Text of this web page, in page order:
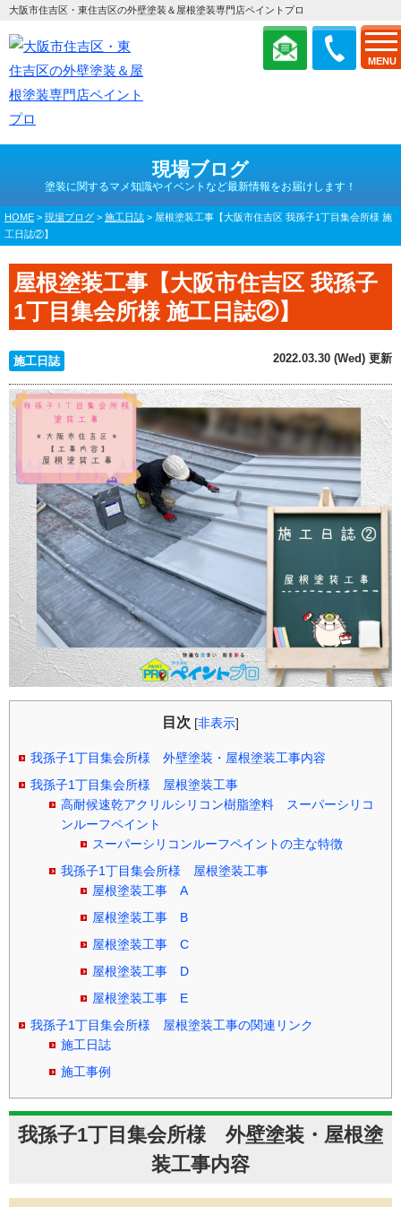
MENU
大阪市住吉区・東住吉区の外壁塗装＆屋根塗装専門店ペイントプロ
現場ブログ
塗装に関するマメ知識やイベントなど最新情報をお届けします！
HOME > 現場ブログ > 施工日誌 > 屋根塗装工事【大阪市住吉区 我孫子1丁目集会所様 施
工日誌②】
屋根塗装工事【大阪市住吉区 我孫子
1丁目集会所様 施工日誌②】
施工日誌 2022.03.30 (Wed) 更新
目次 [非表示]
我孫子1丁目集会所様 外壁塗装・屋根塗装工事内容
我孫子1丁目集会所様 屋根塗装工事
高耐候速乾アクリルシリコン樹脂塗料 スーパーシリコ
ンルーフペイント
スーパーシリコンルーフペイントの主な特徴
我孫子1丁目集会所様 屋根塗装工事
屋根塗装工事 A
屋根塗装工事 B
屋根塗装工事 C
屋根塗装工事 D
屋根塗装工事 E
我孫子1丁目集会所様 屋根塗装工事の関連リンク
施工日誌
施工事例
我孫子1丁目集会所様 外壁塗装・屋根塗
装工事内容